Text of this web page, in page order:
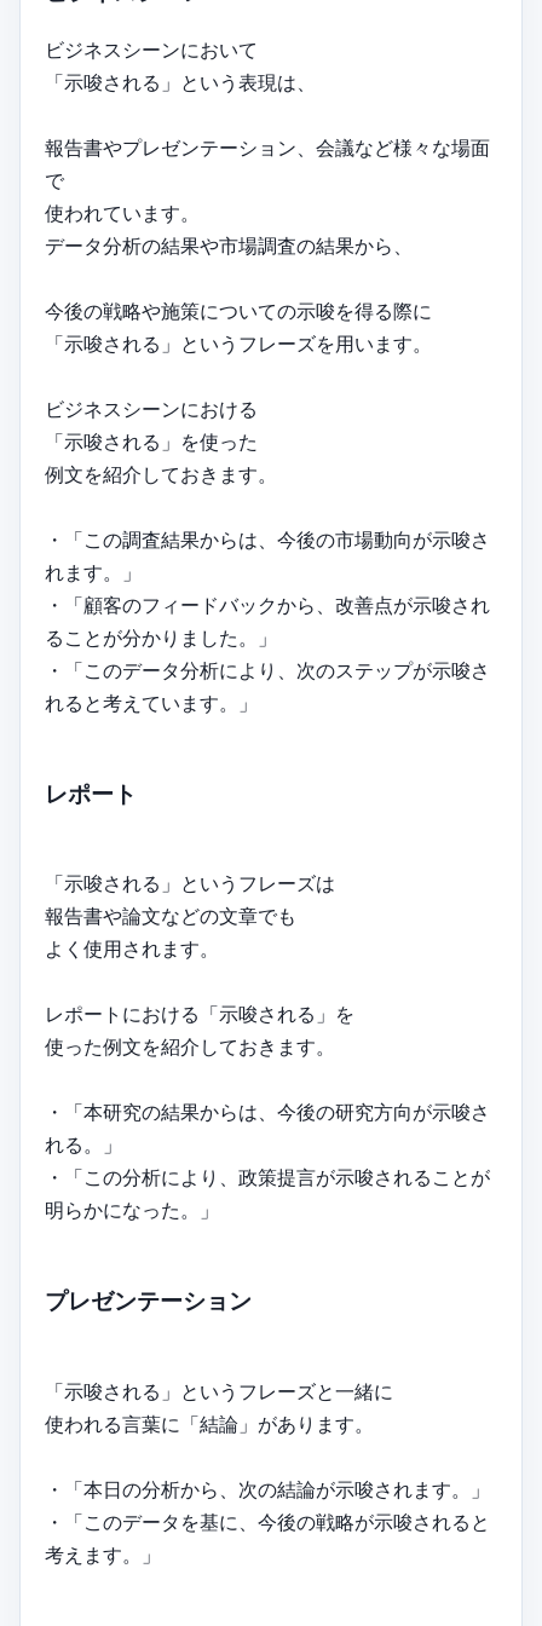
ビジネスシーンにおいて
「示唆される」という表現は、
報告書やプレゼンテーション、会議など様々な場面
で
使われています。
データ分析の結果や市場調査の結果から、
今後の戦略や施策についての示唆を得る際に
「示唆される」というフレーズを用います。
ビジネスシーンにおける
「示唆される」を使った
例文を紹介しておきます。
・「この調査結果からは、今後の市場動向が示唆さ
れます。」
・「顧客のフィードバックから、改善点が示唆され
ることが分かりました。」
・「このデータ分析により、次のステップが示唆さ
れると考えています。」
レポート
「示唆される」というフレーズは
報告書や論文などの文章でも
よく使用されます。
レポートにおける「示唆される」を
使った例文を紹介しておきます。
・「本研究の結果からは、今後の研究方向が示唆さ
れる。」
・「この分析により、政策提言が示唆されることが
明らかになった。」
プレゼンテーション
「示唆される」というフレーズと一緒に
使われる言葉に「結論」があります。
・「本日の分析から、次の結論が示唆されます。」
・「このデータを基に、今後の戦略が示唆されると
考えます。」